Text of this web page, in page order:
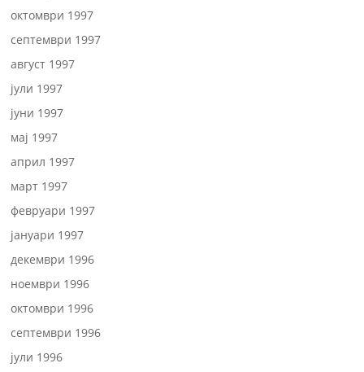
октомври 1997
септември 1997
август 1997
јули 1997
јуни 1997
мај 1997
април 1997
март 1997
февруари 1997
јануари 1997
декември 1996
ноември 1996
октомври 1996
септември 1996
јули 1996